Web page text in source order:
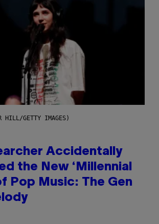
HILL/GETTY IMAGES)
Accidentally
the New ‘Millennial
Pop Music: The Gen